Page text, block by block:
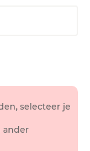
selecteer je
ander